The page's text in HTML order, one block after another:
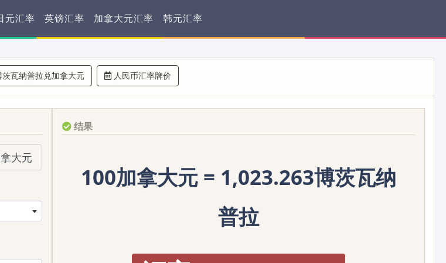
元汇率 英镑汇率 加拿大元汇率 韩元汇率
茨瓦纳普拉兑加拿大元 人民币汇率牌价
大元
结果
100加拿大元 = 1,023.263博茨瓦纳
普拉